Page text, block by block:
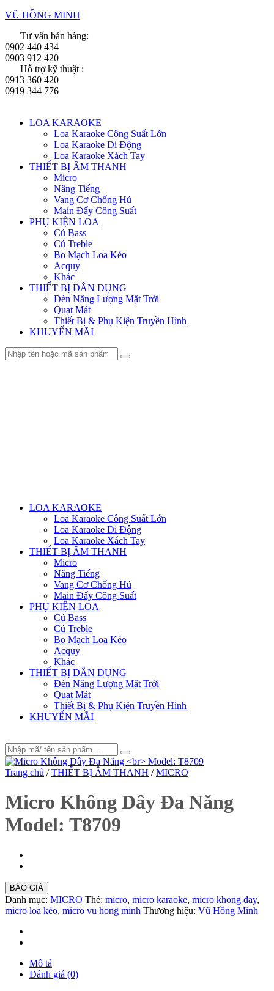
VŨ HỒNG MINH
Tư vấn bán hàng:
0902 440 434
0903 912 420
Hỗ trợ kỹ thuật :
0913 360 420
0919 344 776
Menu
LOA KARAOKE
Loa Karaoke Công Suất Lớn
Loa Karaoke Di Động
Loa Karaoke Xách Tay
THIẾT BỊ ÂM THANH
Micro
Nâng Tiếng
Vang Cơ Chống Hú
Main Đẩy Công Suất
PHỤ KIỆN LOA
Củ Bass
Củ Treble
Bo Mạch Loa Kéo
Acquy
Khác
THIẾT BỊ DÂN DỤNG
Đèn Năng Lượng Mặt Trời
Quạt Mát
Thiết Bị & Phụ Kiện Truyền Hình
KHUYẾN MÃI
Menu
LOA KARAOKE
Loa Karaoke Công Suất Lớn
Loa Karaoke Di Động
Loa Karaoke Xách Tay
THIẾT BỊ ÂM THANH
Micro
Nâng Tiếng
Vang Cơ Chống Hú
Main Đẩy Công Suất
PHỤ KIỆN LOA
Củ Bass
Củ Treble
Bo Mạch Loa Kéo
Acquy
Khác
THIẾT BỊ DÂN DỤNG
Đèn Năng Lượng Mặt Trời
Quạt Mát
Thiết Bị & Phụ Kiện Truyền Hình
KHUYẾN MÃI
Trang chủ / THIẾT BỊ ÂM THANH / MICRO
Micro Không Dây Đa Năng
Model: T8709
BÁO GIÁ
Danh mục: MICRO Thẻ: micro, micro karaoke, micro khong day,
micro loa kéo, micro vu hong minh Thương hiệu: Vũ Hồng Minh
Mô tả
Đánh giá (0)